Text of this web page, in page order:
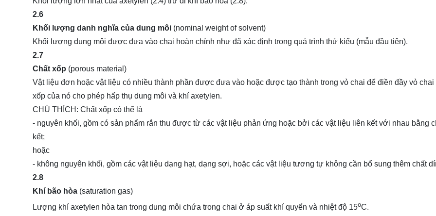
2.6
Khối lượng danh nghĩa của dung môi (nominal weight of solvent)
Khối lượng dung môi được đưa vào chai hoàn chỉnh như đã xác định trong quá trình thử kiểu (mẫu đầu tiên).
2.7
Chất xốp (porous material)
Vật liệu đơn hoặc vật liệu có nhiều thành phần được đưa vào hoặc được tạo thành trong vỏ chai để điền đầy vỏ chai
xốp của nó cho phép hấp thụ dung môi và khí axetylen.
CHÚ THÍCH: Chất xốp có thể là
- nguyên khối, gồm có sản phẩm rắn thu được từ các vật liệu phản ứng hoặc bởi các vật liệu liên kết với nhau bằng
kết;
hoặc
- không nguyên khối, gồm các vật liệu dạng hạt, dạng sợi, hoặc các vật liệu tương tự không cần bổ sung thêm chất
2.8
Khí bão hòa (saturation gas)
Lượng khí axetylen hòa tan trong dung môi chứa trong chai ở áp suất khí quyển và nhiệt độ 15oC.